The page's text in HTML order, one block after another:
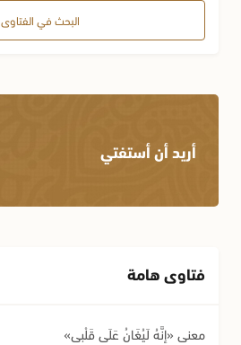
البحث في الفتاوى
أريد أن أستفتي
فتاوى هامة
معنى «إِنَّهُ لَيُغَانُ عَلَى قَلْبِي»